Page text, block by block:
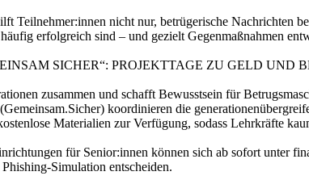
Teilnehmer:innen nicht nur, betrügerische Nachrichten
erfolgreich sind – und gezielt Gegenmaßnahmen
SICHER“: PROJEKTTAGE ZU GELD UND
zusammen und schafft Bewusstsein für
koordinieren die
Materialien zur Verfügung, sodass Lehrkräfte
für Senior:innen können sich ab sofort unter
Simulation entscheiden.